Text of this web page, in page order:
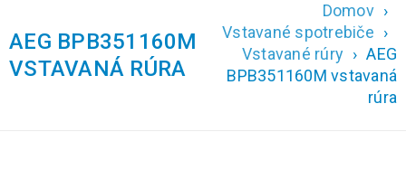
AEG BPB351160M
VSTAVANÁ RÚRA
Domov ›
Vstavané spotrebiče ›
Vstavané rúry › AEG
BPB351160M vstavaná
rúra